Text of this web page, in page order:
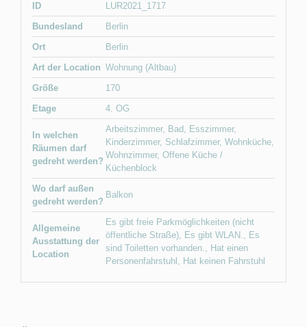
ID
LUR2021_1717
Bundesland
Berlin
Ort
Berlin
Art der Location Wohnung (Altbau)
Größe
170
Etage
4. OG
In welchen
Räumen darf
gedreht werden?
Arbeitszimmer, Bad, Esszimmer,
Kinderzimmer, Schlafzimmer, Wohnküche,
Wohnzimmer, Offene Küche /
Küchenblock
Wo darf außen
gedreht werden?
Balkon
Allgemeine
Ausstattung der
Location
Es gibt freie Parkmöglichkeiten (nicht
öffentliche Straße), Es gibt WLAN., Es
sind Toiletten vorhanden., Hat einen
Personenfahrstuhl , Hat keinen Fahrstuhl